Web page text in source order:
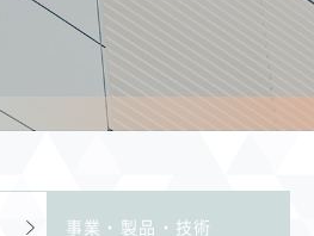
事業・製品・技術